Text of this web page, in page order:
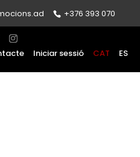
+376 393 070
Iniciar sessió CAT ES